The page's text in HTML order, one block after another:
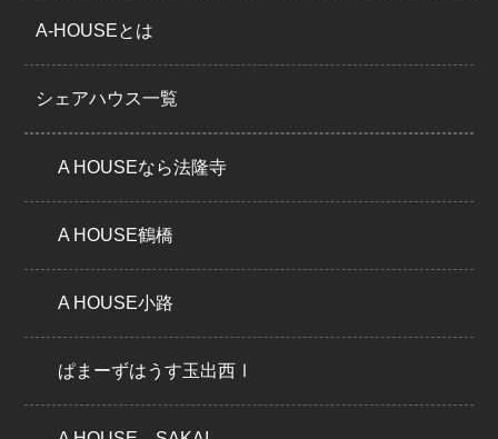
A-HOUSEとは
シェアハウス一覧
A HOUSEなら法隆寺
A HOUSE鶴橋
A HOUSE小路
ぱまーずはうす玉出西Ⅰ